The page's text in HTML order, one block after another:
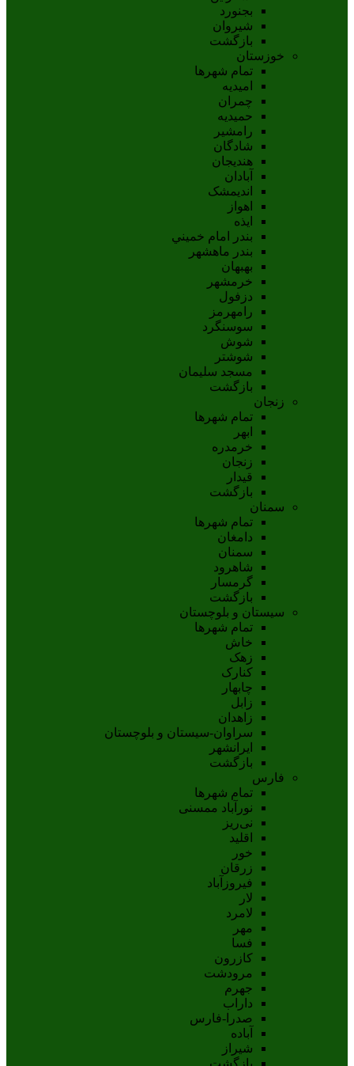
بجنورد
شيروان
بازگشت
خوزستان
تمام شهر‌ها
امیدیه
چمران
حمیدیه
رامشیر
شادگان
هندیجان
آبادان
انديمشک
اهواز
ايذه
بندر امام خميني
بندر ماهشهر
بهبهان
خرمشهر
دزفول
رامهرمز
سوسنگرد
شوش
شوشتر
مسجد سليمان
بازگشت
زنجان
تمام شهر‌ها
ابهر
خرمدره
زنجان
قيدار
بازگشت
سمنان
تمام شهر‌ها
دامغان
سمنان
شاهرود
گرمسار
بازگشت
سیستان و بلوچستان
تمام شهر‌ها
خاش
زهک
کنارک
چابهار
زابل
زاهدان
سراوان-سيستان و بلوچستان
ايرانشهر
بازگشت
فارس
تمام شهر‌ها
نورآباد ممسنی
نی‌ریز
اقلید
خور
زرقان
فیروزآباد
لار
لامرد
مهر
فسا
کازرون
مرودشت
جهرم
داراب
صدرا-فارس
آباده
شيراز
بازگشت